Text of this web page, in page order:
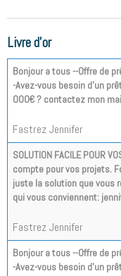
Livre d'or
Bonjour a tous --Offre de
-Avez-vous besoin d'un
000€ ? contactez mon
Fastrez Jennifer
SOLUTION FACILE POUR
compte pour vos projets.
juste la solution que vous
qui vous conviennent:
Fastrez Jennifer
Bonjour a tous --Offre de
-Avez-vous besoin d'un